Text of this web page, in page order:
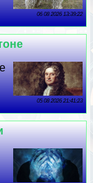
06 08 2026 13:39:22
05 08 2026 21:41:23